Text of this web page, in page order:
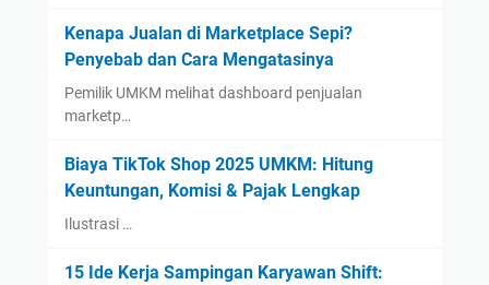
Kenapa Jualan di Marketplace Sepi?
Penyebab dan Cara Mengatasinya
Pemilik UMKM melihat dashboard penjualan
marketp…
Biaya TikTok Shop 2025 UMKM: Hitung
Keuntungan, Komisi & Pajak Lengkap
Ilustrasi …
15 Ide Kerja Sampingan Karyawan Shift: